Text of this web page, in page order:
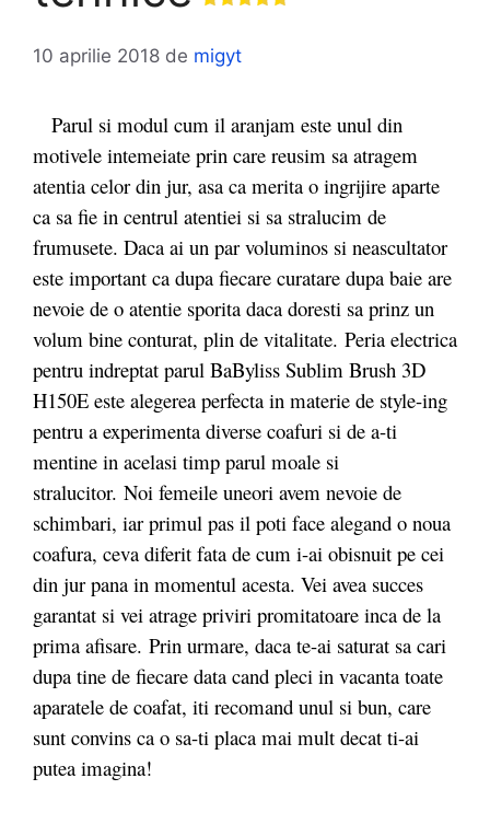
10 aprilie 2018 de migyt
Parul si modul cum il aranjam este unul din
motivele intemeiate prin care reusim sa atragem
atentia celor din jur, asa ca merita o ingrijire aparte
ca sa fie in centrul atentiei si sa stralucim de
frumusete. Daca ai un par voluminos si neascultator
este important ca dupa fiecare curatare dupa baie are
nevoie de o atentie sporita daca doresti sa prinz un
volum bine conturat, plin de vitalitate. Peria electrica
pentru indreptat parul BaByliss Sublim Brush 3D
H150E este alegerea perfecta in materie de style-ing
pentru a experimenta diverse coafuri si de a-ti
mentine in acelasi timp parul moale si
stralucitor. Noi femeile uneori avem nevoie de
schimbari, iar primul pas il poti face alegand o noua
coafura, ceva diferit fata de cum i-ai obisnuit pe cei
din jur pana in momentul acesta. Vei avea succes
garantat si vei atrage priviri promitatoare inca de la
prima afisare. Prin urmare, daca te-ai saturat sa cari
dupa tine de fiecare data cand pleci in vacanta toate
aparatele de coafat, iti recomand unul si bun, care
sunt convins ca o sa-ti placa mai mult decat ti-ai
putea imagina!